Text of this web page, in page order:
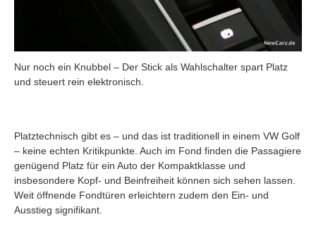
Nur noch ein Knubbel – Der Stick als Wahlschalter spart Platz
und steuert rein elektronisch.
Platztechnisch gibt es – und das ist traditionell in einem VW Golf
– keine echten Kritikpunkte. Auch im Fond finden die Passagiere
genügend Platz für ein Auto der Kompaktklasse und
insbesondere Kopf- und Beinfreiheit können sich sehen lassen.
Weit öffnende Fondtüren erleichtern zudem den Ein- und
Ausstieg signifikant.